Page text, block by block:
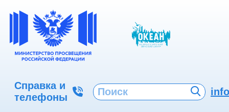
Справка и
телефоны